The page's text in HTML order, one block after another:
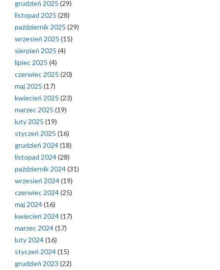
grudzień 2025 (29)
listopad 2025 (28)
październik 2025 (29)
wrzesień 2025 (15)
sierpień 2025 (4)
lipiec 2025 (4)
czerwiec 2025 (20)
maj 2025 (17)
kwiecień 2025 (23)
marzec 2025 (19)
luty 2025 (19)
styczeń 2025 (16)
grudzień 2024(18)
listopad 2024(28)
październik 2024(31)
wrzesień 2024(19)
czerwiec 2024(25)
maj 2024(16)
kwiecień 2024(17)
marzec 2024(17)
luty 2024(16)
styczeń 2024(15)
grudzień 2023 (22)